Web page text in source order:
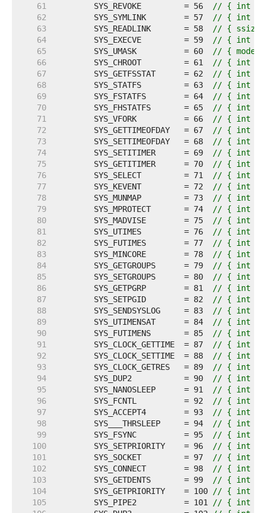
    61
	SYS_REVOKE         = 56
// { int
    62
	SYS_SYMLINK        = 57
// { int
    63
	SYS_READLINK       = 58
// {
    64
	SYS_EXECVE         = 59
// { int
    65
	SYS_UMASK          = 60
// { mode_t
    66
	SYS_CHROOT         = 61
// { int
    67
	SYS_GETFSSTAT      = 62
// { int
    68
	SYS_STATFS         = 63
// { int
    69
	SYS_FSTATFS        = 64
// { int
    70
	SYS_FHSTATFS       = 65
// { int
    71
	SYS_VFORK          = 66
// { int
    72
	SYS_GETTIMEOFDAY   = 67
// { int
    73
	SYS_SETTIMEOFDAY   = 68
// { int
    74
	SYS_SETITIMER      = 69
// { int
    75
	SYS_GETITIMER      = 70
// { int
    76
	SYS_SELECT         = 71
// { int
    77
	SYS_KEVENT         = 72
// { int
    78
	SYS_MUNMAP         = 73
// { int
    79
	SYS_MPROTECT       = 74
// { int
    80
	SYS_MADVISE        = 75
// { int
    81
	SYS_UTIMES         = 76
// { int
    82
	SYS_FUTIMES        = 77
// { int
    83
	SYS_MINCORE        = 78
// { int
    84
	SYS_GETGROUPS      = 79
// { int
    85
	SYS_SETGROUPS      = 80
// { int
    86
	SYS_GETPGRP        = 81
// { int
    87
	SYS_SETPGID        = 82
// { int
    88
	SYS_SENDSYSLOG     = 83
// { int
    89
	SYS_UTIMENSAT      = 84
// { int
    90
	SYS_FUTIMENS       = 85
// { int
    91
	SYS_CLOCK_GETTIME  = 87
// { int
    92
	SYS_CLOCK_SETTIME  = 88
// { int
    93
	SYS_CLOCK_GETRES   = 89
// { int
    94
	SYS_DUP2           = 90
// { int
    95
	SYS_NANOSLEEP      = 91
// { int
    96
	SYS_FCNTL          = 92
// { int
    97
	SYS_ACCEPT4        = 93
// { int
    98
	SYS___THRSLEEP     = 94
// { int
    99
	SYS_FSYNC          = 95
// { int
   100
	SYS_SETPRIORITY    = 96
// { int
   101
	SYS_SOCKET         = 97
// { int
   102
	SYS_CONNECT        = 98
// { int
   103
	SYS_GETDENTS       = 99
// { int
   104
	SYS_GETPRIORITY    = 100
// { int
   105
	SYS_PIPE2          = 101
// { int